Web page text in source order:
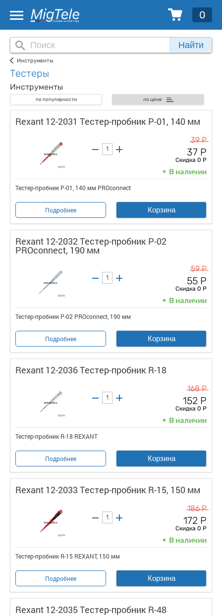
0
Найти
Инструменты
Тестеры
Инструменты
по популярности по цене
Rexant 12-2031 Тестер-пробник P-01, 140 мм
39 Р
37 Р
Скидка 0 Р
В наличии
Тестер-пробник P-01, 140 мм PROconnect
Подробнее Корзина
Rexant 12-2032 Тестер-пробник P-02
PROconnect, 190 мм
59 Р
55 Р
Скидка 0 Р
В наличии
Тестер-пробник P-02 PROconnect, 190 мм
Подробнее Корзина
Rexant 12-2036 Тестер-пробник R-18
168 Р
152 Р
Скидка 0 Р
В наличии
Тестер-пробник R-18 REXANT
Подробнее Корзина
Rexant 12-2033 Тестер-пробник R-15, 150 мм
186 Р
172 Р
Скидка 0 Р
В наличии
Тестер-пробник R-15 REXANT, 150 мм
Подробнее Корзина
Rexant 12-2035 Тестер-пробник R-48